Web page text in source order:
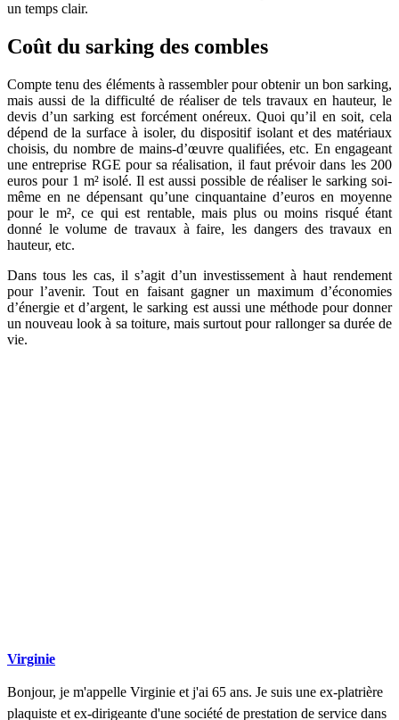
un temps clair.
Coût du sarking des combles
Compte tenu des éléments à rassembler pour obtenir un bon sarking,
mais aussi de la difficulté de réaliser de tels travaux en hauteur, le
devis d’un sarking est forcément onéreux. Quoi qu’il en soit, cela
dépend de la surface à isoler, du dispositif isolant et des matériaux
choisis, du nombre de mains-d’œuvre qualifiées, etc. En engageant
une entreprise RGE pour sa réalisation, il faut prévoir dans les 200
euros pour 1 m² isolé. Il est aussi possible de réaliser le sarking soi-
même en ne dépensant qu’une cinquantaine d’euros en moyenne
pour le m², ce qui est rentable, mais plus ou moins risqué étant
donné le volume de travaux à faire, les dangers des travaux en
hauteur, etc.
Dans tous les cas, il s’agit d’un investissement à haut rendement
pour l’avenir. Tout en faisant gagner un maximum d’économies
d’énergie et d’argent, le sarking est aussi une méthode pour donner
un nouveau look à sa toiture, mais surtout pour rallonger sa durée de
vie.
Virginie
Bonjour, je m'appelle Virginie et j'ai 65 ans. Je suis une ex-platrière
plaquiste et ex-dirigeante d'une société de prestation de service dans